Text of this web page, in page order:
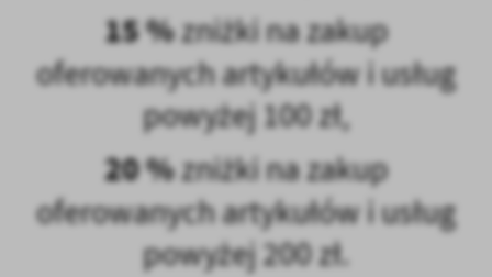
15 %zniżki na zakup
oferowanych artykułów i usług
powyżej 100 zł,
20 %zniżki na zakup
oferowanych artykułów i usług
powyżej 200 zł.